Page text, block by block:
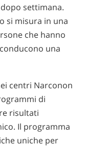
settimana.
si misura in una
che hanno
una
centri Narconon
di
risultati
Il programma
uniche per